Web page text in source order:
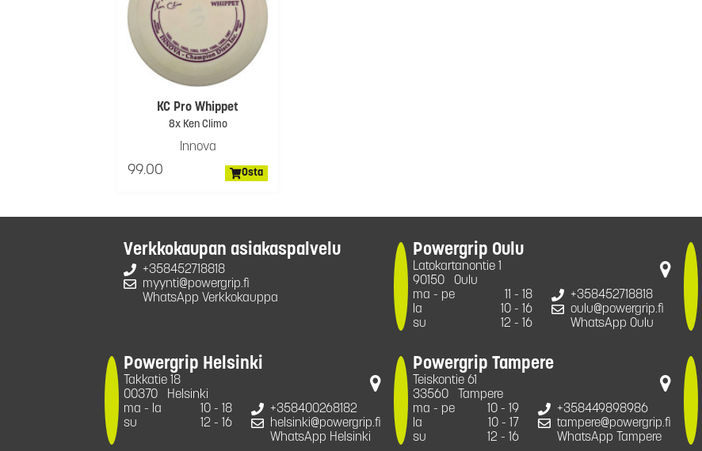
KC Pro Whippet
8x Ken Climo
Innova
99.00 Osta
Verkkokaupan asiakaspalvelu
+358452718818
myynti@powergrip.fi
WhatsApp Verkkokauppa
Powergrip Oulu
Latokartanontie 1
90150
Oulu
ma - pe
11 - 18
la
10 - 16
su
12 - 16
+358452718818
oulu@powergrip.fi
WhatsApp Oulu
Powergrip Helsinki
Takkatie 18
00370
Helsinki
ma - la
10 - 18
su
12 - 16
+358400268182
helsinki@powergrip.fi
WhatsApp Helsinki
Powergrip Tampere
Teiskontie 61
33560
Tampere
ma - pe
10 - 19
la
10 - 17
su
12 - 16
+358449898986
tampere@powergrip.fi
WhatsApp Tampere